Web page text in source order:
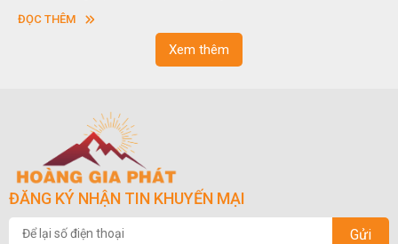
vuông hoặc hình chữ nhật và có độ dày khác nhau.
ĐỌC THÊM
Xem thêm
ĐĂNG KÝ NHẬN TIN KHUYẾN MẠI
Gửi